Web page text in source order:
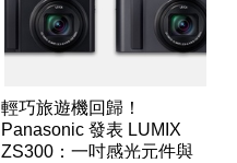
輕巧旅遊機回歸！
Panasonic 發表 LUMIX
ZS300：一吋感光元件與